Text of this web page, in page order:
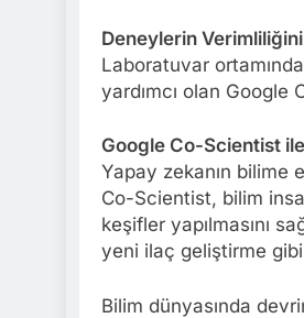
Deneylerin
Laboratuvar
yardımcı olan Google
Google Co-Scientist
Yapay zekanın bilime
Co-Scientist, bilim
keşifler yapılmasını
yeni ilaç geliştirme
Bilim dünyasında